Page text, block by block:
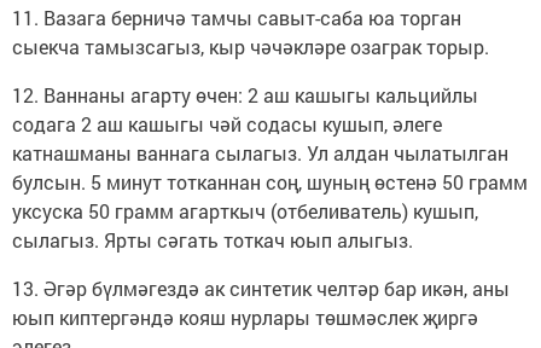
11. Вазага берничә тамчы савыт-саба юа торган
сыекча тамызсагыз, кыр чәчәкләре озаграк торыр.
12. Ваннаны агарту өчен: 2 аш кашыгы кальцийлы
содага 2 аш кашыгы чәй содасы кушып, әлеге
катнашманы ваннага сылагыз. Ул алдан чылатылган
булсын. 5 минут тотканнан соң, шуның өстенә 50 грамм
уксуска 50 грамм агарткыч (отбеливатель) кушып,
сылагыз. Ярты сәгать тоткач юып алыгыз.
13. Әгәр бүлмәгездә ак синтетик челтәр бар икән, аны
юып киптергәндә кояш нурлары төшмәслек җиргә